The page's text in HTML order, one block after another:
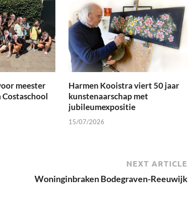
meester
Costaschool
Harmen Kooistra viert 50 jaar
kunstenaarschap met
jubileumexpositie
15/07/2026
NEXT ARTICLE
Woninginbraken Bodegraven-Reeuwijk